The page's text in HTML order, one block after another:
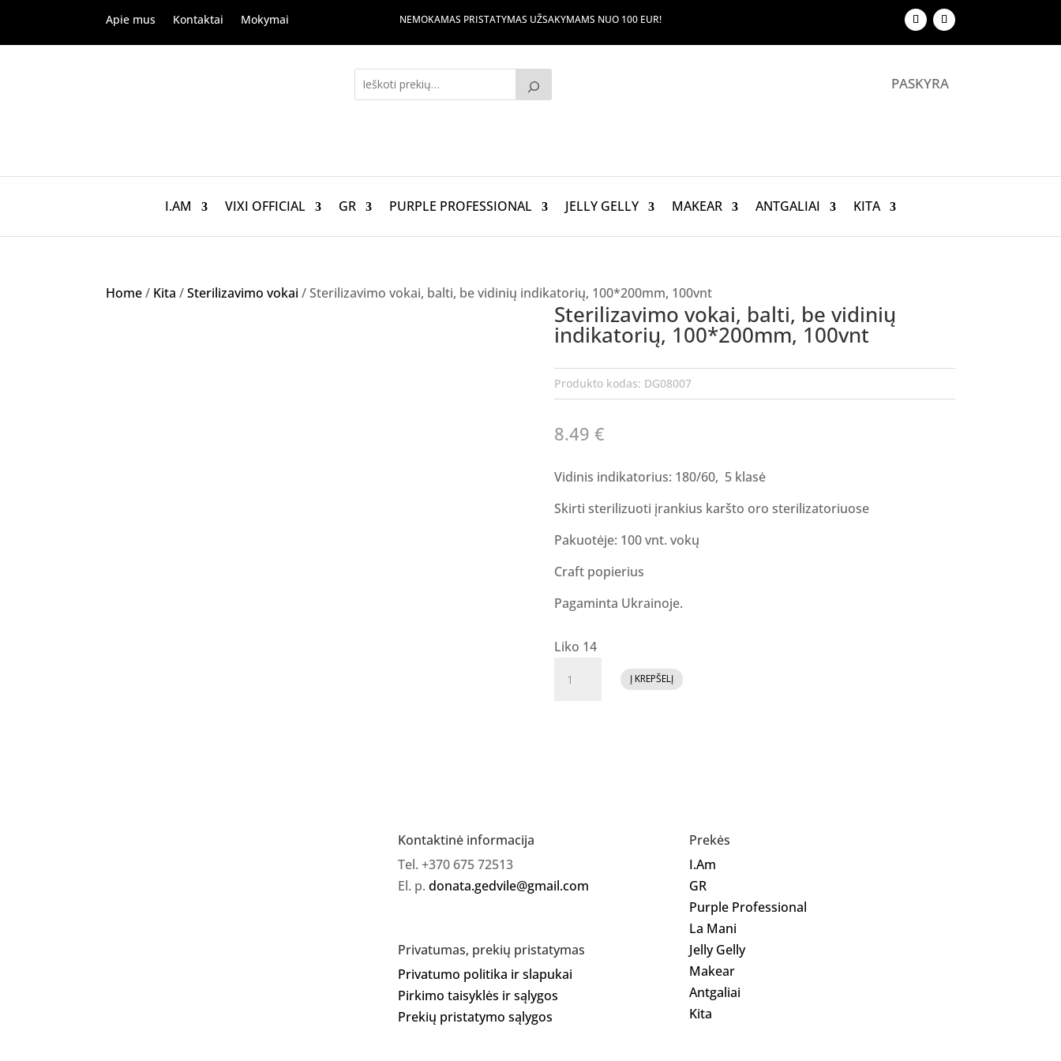
Apie mus Kontaktai Mokymai NEMOKAMAS PRISTATYMAS UŽSAKYMAMS NUO 100 EUR!
PASKYRA
I.AM VIXI OFFICIAL GR PURPLE PROFESSIONAL JELLY GELLY MAKEAR ANTGALIAI KITA
Home/ Kita /Sterilizavimo vokai / Sterilizavimo vokai, balti, be vidinių indikatorių, 100*200mm, 100vnt
Sterilizavimo vokai, balti, be vidinių
indikatorių, 100*200mm, 100vnt
Produkto kodas: DG08007
8.49 €
Vidinis indikatorius: 180/60, 5 klasė
Skirti sterilizuoti įrankius karšto oro sterilizatoriuose
Pakuotėje: 100 vnt. vokų
Craft popierius
Pagaminta Ukrainoje.
Liko 14
kiekis:
Į KREPŠELĮ
Kontaktinė informacija
Tel. +370 675 72513
El. p. donata.gedvile@gmail.com
Privatumas, prekių pristatymas
Privatumo politika ir slapukai
Pirkimo taisyklės ir sąlygos
Prekių pristatymo sąlygos
Prekės
I.Am
GR
Purple Professional
La Mani
Jelly Gelly
Makear
Antgaliai
Kita